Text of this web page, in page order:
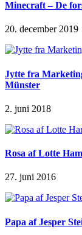
Minecraft – De
20. december 2019
Jytte fra
Münster
2. juni 2018
Rosa af Lotte
27. juni 2016
Papa af Jesper